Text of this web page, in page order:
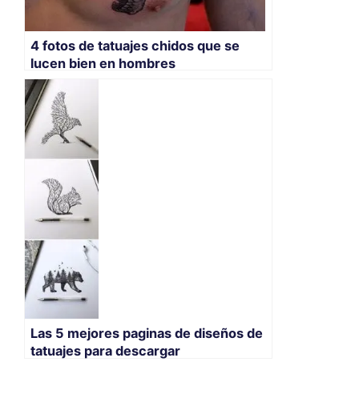
4 fotos de tatuajes chidos que se
lucen bien en hombres
Las 5 mejores paginas de diseños de
tatuajes para descargar